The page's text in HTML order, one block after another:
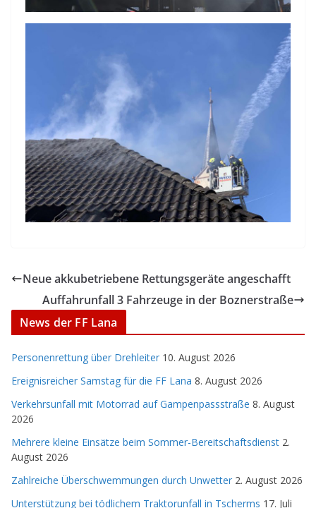
Neue akkubetriebene Rettungsgeräte angeschafft
Auffahrunfall 3 Fahrzeuge in der Boznerstraße
News der FF Lana
Personenrettung über Drehleiter 10. August 2026
Ereignisreicher Samstag für die FF Lana 8. August 2026
Verkehrsunfall mit Motorrad auf Gampenpassstraße 8. August
2026
Mehrere kleine Einsätze beim Sommer-Bereitschaftsdienst 2.
August 2026
Zahlreiche Überschwemmungen durch Unwetter 2. August 2026
Unterstützung bei tödlichem Traktorunfall in Tscherms 17. Juli